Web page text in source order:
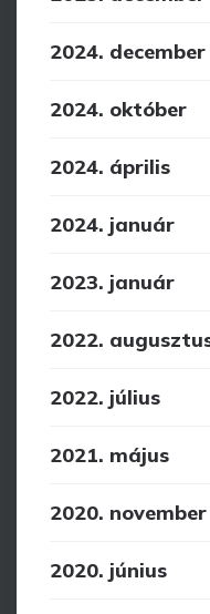
2024. december
2024. október
2024. április
2024. január
2023. január
2022.
2022. július
2021. május
2020. november
2020. június